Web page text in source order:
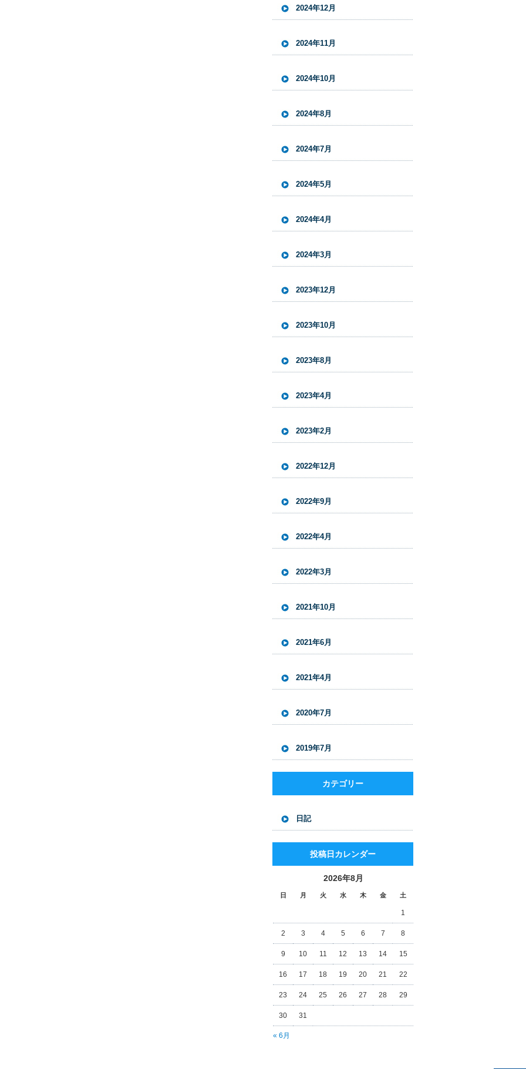
2024年12月
2024年11月
2024年10月
2024年8月
2024年7月
2024年5月
2024年4月
2024年3月
2023年12月
2023年10月
2023年8月
2023年4月
2023年2月
2022年12月
2022年9月
2022年4月
2022年3月
2021年10月
2021年6月
2021年4月
2020年7月
2019年7月
カテゴリー
日記
投稿日カレンダー
2026年8月
日 月 火 水 木 金 土
« 6月
1
2 3 4 5 6 7 8
9 10 11 12 13 14 15
16 17 18 19 20 21 22
23 24 25 26 27 28 29
30 31